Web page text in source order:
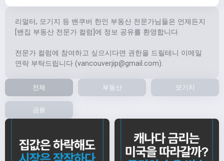
리얼터, 모기지 등 밴쿠버 한인 부동산 전문가님들은 언제든지
[밴집 부동산 전문가 컬럼]에 정보 공유를 환영합니다.
전문가 컬럼에 참여하고 싶으시다면 권한을 드릴테니 이메일
연락 부탁드립니다 (vancouverjip@gmail.com).
전체 부동산 모기지
금융